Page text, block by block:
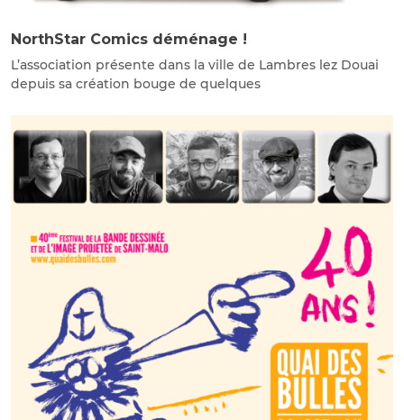
NorthStar Comics déménage !
L’association présente dans la ville de Lambres lez Douai
depuis sa création bouge de quelques